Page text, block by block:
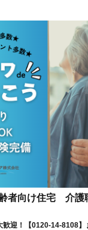
者向け住宅 介
歓迎！【0120-14-8108】